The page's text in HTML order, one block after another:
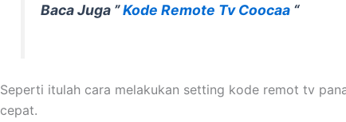
Baca Juga ”Kode Remote Tv Coocaa “
Seperti itulah cara melakukan setting kode remot tv
cepat.